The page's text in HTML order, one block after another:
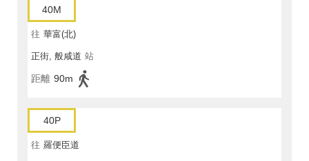
40M
往 華富(北)
正街, 般咸道 站
距離 90m
40P
往 羅便臣道